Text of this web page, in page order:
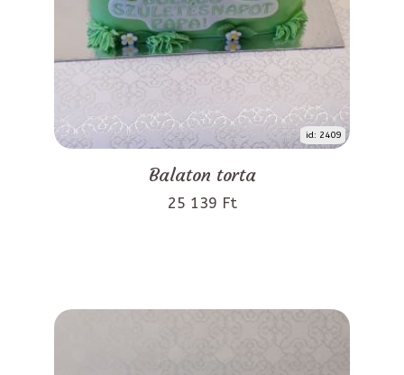
id: 2409
Balaton torta
25 139 Ft